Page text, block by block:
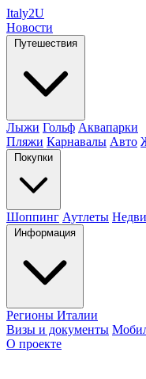
Italy2U
Новости
Путешествия
Лыжи Гольф Аквапарки
Пляжи Карнавалы Авто
Покупки
Шоппинг Аутлеты
Информация
Регионы Италии
Визы и документы
О проекте